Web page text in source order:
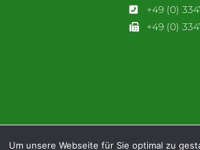
+49 (0)
+49 (0)
Um unsere Webseite für Sie optimal zu